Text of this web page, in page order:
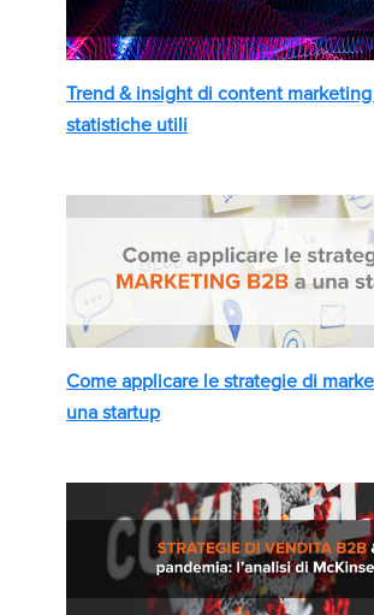
Trend & insight di content
statistiche utili
Come applicare le strategie di
una startup